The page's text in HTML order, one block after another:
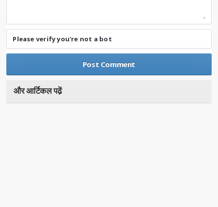
Please verify you're not a bot
और आर्टिकल पढे़ं